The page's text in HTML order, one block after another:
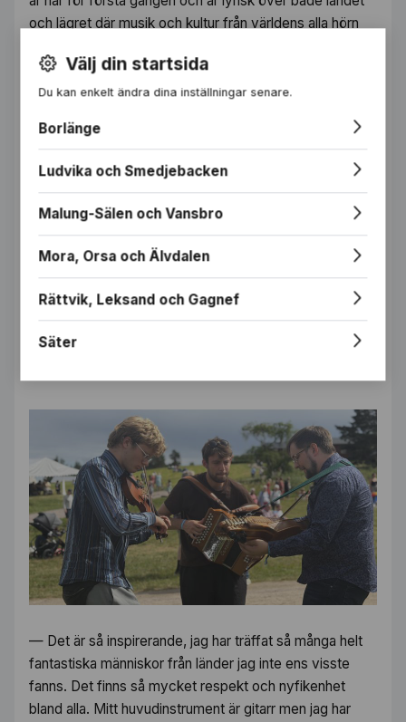
och lägret där musik och kultur från världens alla hörn
tillsammans.
— Det är så inspirerande, jag har träffat så många helt
fantastiska människor från länder jag inte ens visste
fanns. Det finns så mycket respekt och nyfikenhet
bland alla. Mitt huvudinstrument är gitarr men jag har
Välj din startsida
Du kan enkelt ändra dina inställningar senare.
Borlänge
Ludvika och Smedjebacken
Malung-Sälen och Vansbro
Mora, Orsa och Älvdalen
Rättvik, Leksand och Gagnef
Säter